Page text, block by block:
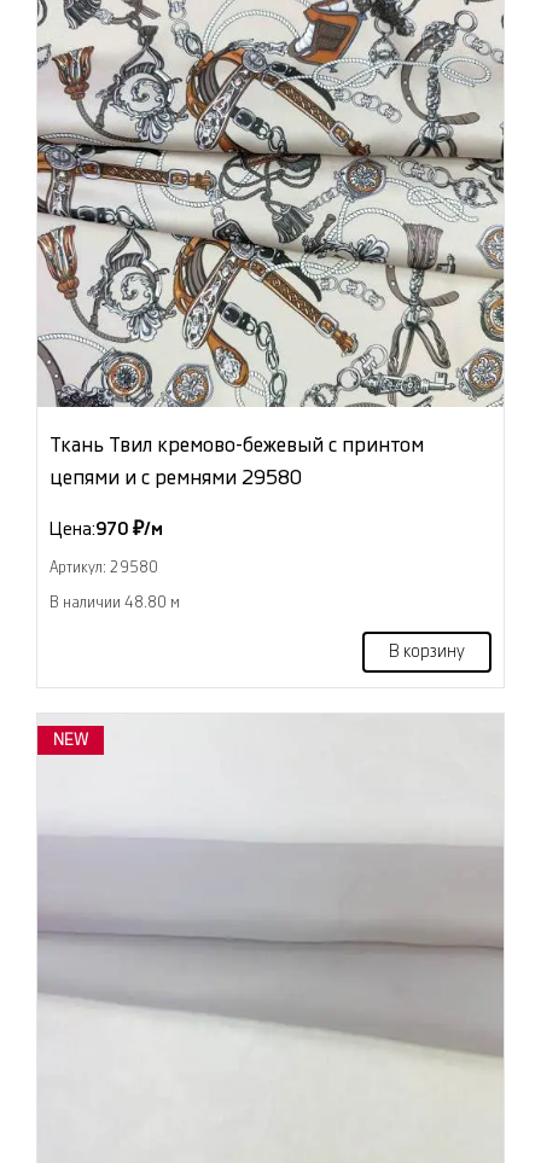
Ткань Твил кремово-бежевый с принтом
цепями и с ремнями 29580
Цена:970 ₽/м
Артикул: 29580
В наличии 48.80 м
В корзину
NEW